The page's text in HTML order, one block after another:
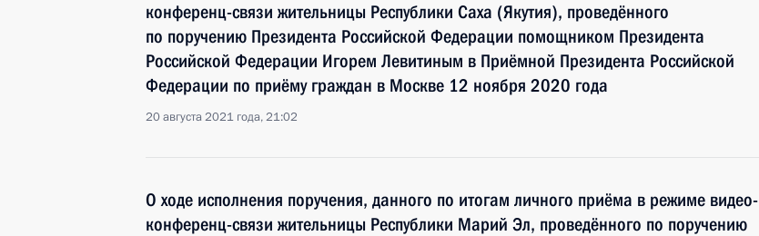
конференц-связи жительницы Республики Саха (Якутия), проведённого
по поручению Президента Российской Федерации помощником Президента
Российской Федерации Игорем Левитиным в Приёмной Президента Российской
Федерации по приёму граждан в Москве 12 ноября 2020 года
20 августа 2021 года, 21:02
О ходе исполнения поручения, данного по итогам личного приёма в режиме видео-
конференц-связи жительницы Республики Марий Эл, проведённого по поручению